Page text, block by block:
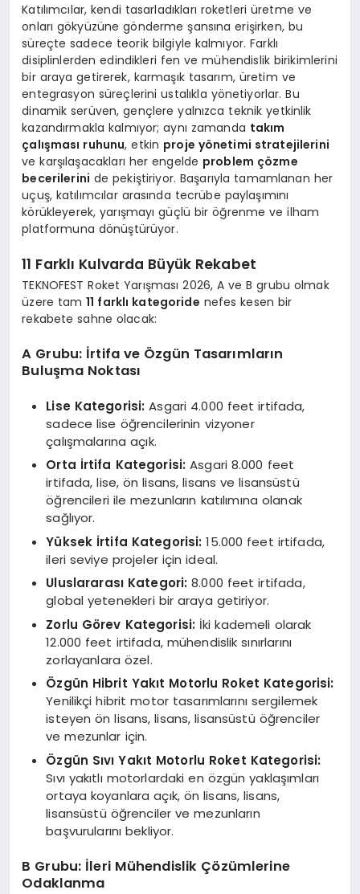
Katılımcılar, kendi tasarladıkları roketleri üretme ve
onları gökyüzüne gönderme şansına erişirken, bu
süreçte sadece teorik bilgiyle kalmıyor. Farklı
disiplinlerden edindikleri fen ve mühendislik birikimlerini
bir araya getirerek, karmaşık tasarım, üretim ve
entegrasyon süreçlerini ustalıkla yönetiyorlar. Bu
dinamik serüven, gençlere yalnızca teknik yetkinlik
kazandırmakla kalmıyor; aynı zamanda takım
çalışması ruhunu, etkin proje yönetimi stratejilerini
ve karşılaşacakları her engelde problem çözme
becerilerini de pekiştiriyor. Başarıyla tamamlanan her
uçuş, katılımcılar arasında tecrübe paylaşımını
körükleyerek, yarışmayı güçlü bir öğrenme ve ilham
platformuna dönüştürüyor.
11 Farklı Kulvarda Büyük Rekabet
TEKNOFEST Roket Yarışması 2026, A ve B grubu olmak
üzere tam11 farklı kategoride nefes kesen bir
rekabete sahne olacak:
A Grubu: İrtifa ve Özgün Tasarımların
Buluşma Noktası
Lise Kategorisi: Asgari 4.000 feet irtifada,
sadece lise öğrencilerinin vizyoner
çalışmalarına açık.
Orta İrtifa Kategorisi: Asgari 8.000 feet
irtifada, lise, ön lisans, lisans ve lisansüstü
öğrencileri ile mezunların katılımına olanak
sağlıyor.
Yüksek İrtifa Kategorisi: 15.000 feet irtifada,
ileri seviye projeler için ideal.
Uluslararası Kategori: 8.000 feet irtifada,
global yetenekleri bir araya getiriyor.
Zorlu Görev Kategorisi: İki kademeli olarak
12.000 feet irtifada, mühendislik sınırlarını
zorlayanlara özel.
Özgün Hibrit Yakıt Motorlu Roket Kategorisi:
Yenilikçi hibrit motor tasarımlarını sergilemek
isteyen ön lisans, lisans, lisansüstü öğrenciler
ve mezunlar için.
Özgün Sıvı Yakıt Motorlu Roket Kategorisi:
Sıvı yakıtlı motorlardaki en özgün yaklaşımları
ortaya koyanlara açık, ön lisans, lisans,
lisansüstü öğrenciler ve mezunların
başvurularını bekliyor.
B Grubu: İleri Mühendislik Çözümlerine
Odaklanma